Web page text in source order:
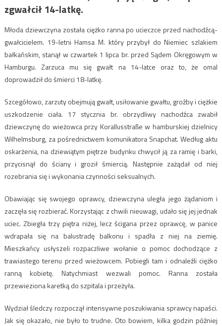
zgwałcił 14-latkę.
Młoda dziewczyna została ciężko ranna po ucieczce przed nachodźcą-
gwałcicielem. 19-letni Hamsa M. który przybył do Niemiec szlakiem
bałkańskim, stanął w czwartek 1 lipca br. przed Sądem Okręgowym w
Hamburgu. Zarzuca mu się gwałt na 14-latce oraz to, że omal
doprowadził do śmierci 18-latkę.
Szcegółowo, zarzuty obejmują gwałt, usiłowanie gwałtu, groźby i ciężkie
uszkodzenie ciała. 17 stycznia br. obrzydliwy nachodźca zwabił
dziewczynę do wieżowca przy Korallusstraße w hamburskiej dzielnicy
Wilhelmsburg, za pośrednictwem komunikatora Snapchat. Według aktu
oskarżenia, na dziewiątym piętrze budynku chwycił ją za ramię i barki,
przycisnął do ściany i groził śmiercią. Następnie zażądał od niej
rozebrania się i wykonania czynności seksualnych.
Obawiając się swojego oprawcy, dziewczyna uległa jego żądaniom i
zaczęła się rozbierać. Korzystając z chwili nieuwagi, udało się jej jednak
uciec. Zbiegła trzy piętra niżej, lecz ścigana przez oprawcę, w panice
wdrapała się na balustradę balkonu i spadła z niej na ziemię.
Mieszkańcy usłyszeli rozpaczliwe wołanie o pomoc dochodzące z
trawiastego terenu przed wieżowcem. Pobiegli tam i odnaleźli ciężko
ranną kobietę. Natychmiast wezwali pomoc. Ranna została
przewieziona karetką do szpitala i przeżyła.
Wydział śledczy rozpoczął intensywne poszukiwania sprawcy napaści.
Jak się okazało, nie było to trudne. Oto bowiem, kilka godzin później